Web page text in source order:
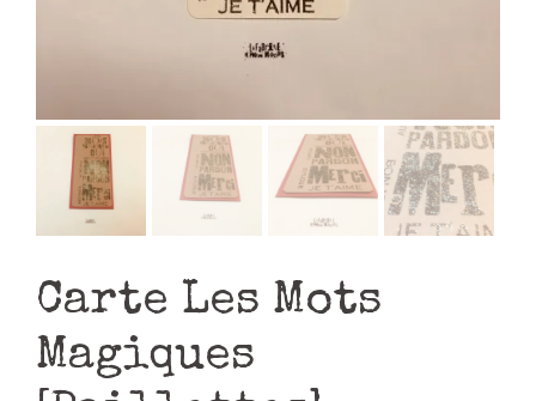
Carte Les Mots
Magiques